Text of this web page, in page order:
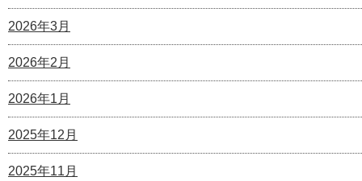
2026年3月
2026年2月
2026年1月
2025年12月
2025年11月